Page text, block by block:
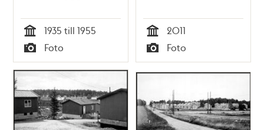
Tid
1935 till 1955
Typ
Foto Tid
2011
Typ
Foto